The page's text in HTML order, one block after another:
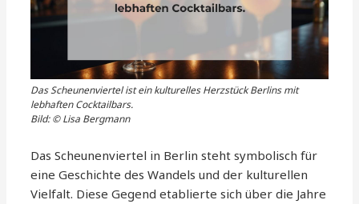
Das Scheunenviertel ist ein kulturelles Herzstück Berlins mit
lebhaften Cocktailbars.
Bild: © Lisa Bergmann
Das Scheunenviertel in Berlin steht symbolisch für
eine Geschichte des Wandels und der kulturellen
Vielfalt. Diese Gegend etablierte sich über die Jahre